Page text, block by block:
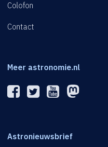
Colofon
Contact
Meer astronomie.nl
Astronieuwsbrief